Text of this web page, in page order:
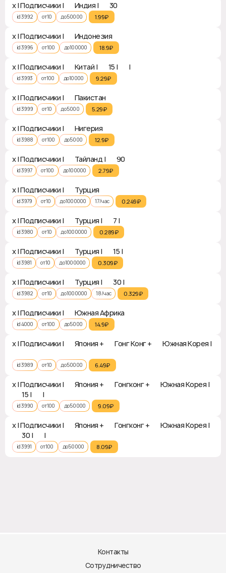
x | Подписчики | 🇮🇳 Индия | ♻ 30
id 3992 от 10 до 50000 1.99₽‎
x | Подписчики | 🇮🇩 Индонезия
id 3996 от 100 до 100000 18.9₽‎
x | Подписчики | 🇨🇳 Китай | ♻ 15 | ❎ | ✅
id 3993 от 100 до 10000 9.29₽‎
x | Подписчики | 🇵🇰 Пакистан
id 3999 от 10 до 5000 5.29₽‎
x | Подписчики | 🇳🇬 Нигерия
id 3988 от 100 до 5000 12.9₽‎
x | Подписчики | 🇹🇭 Тайланд | ♻ 90
id 3997 от 100 до 100000 2.79₽‎
x | Подписчики | 🇹🇷 Турция
id 3979 от 10 до 1000000 17 / час 0.249₽‎
x | Подписчики | 🇹🇷 Турция | ♻ 7 | ✅
id 3980 от 10 до 1000000 0.289₽‎
x | Подписчики | 🇹🇷 Турция | ♻ 15 | ✅
id 3981 от 10 до 1000000 0.309₽‎
x | Подписчики | 🇹🇷 Турция | ♻ 30 | ✅
id 3982 от 10 до 1000000 18 / час 0.329₽‎
x | Подписчики | 🇿🇦 Южная Африка
id 4000 от 100 до 5000 14.9₽‎
x | Подписчики | 🇯🇵 Япония + 🇯🇵 Гонг Конг + 🇰🇷 Южная Корея |
id 3989 от 10 до 50000 6.49₽‎
x | Подписчики | 🇯🇵 Япония + 🇭🇰 Гонгконг + 🇰🇷 Южная Корея |
♻ 15 | ❎ | ✅
id 3990 от 100 до 50000 9.09₽‎
x | Подписчики | 🇯🇵 Япония + 🇭🇰 Гонгконг + 🇰🇷 Южная Корея |
♻ 30 | ❎ | ✅
id 3991 от 100 до 50000 8.09₽‎
Контакты
Сотрудничество